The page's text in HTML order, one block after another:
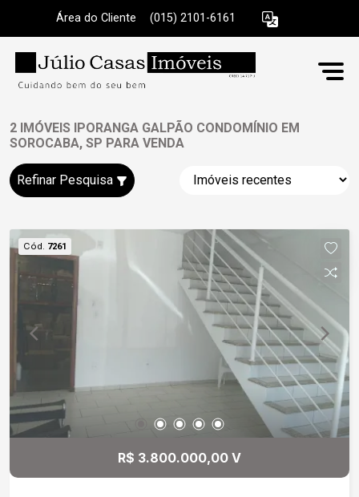
Área do Cliente (015) 2101-6161
2 IMÓVEIS IPORANGA GALPÃO CONDOMÍNIO EM
SOROCABA, SP PARA VENDA
Refinar Pesquisa
Cód. 7261
R$ 3.800.000,00 V